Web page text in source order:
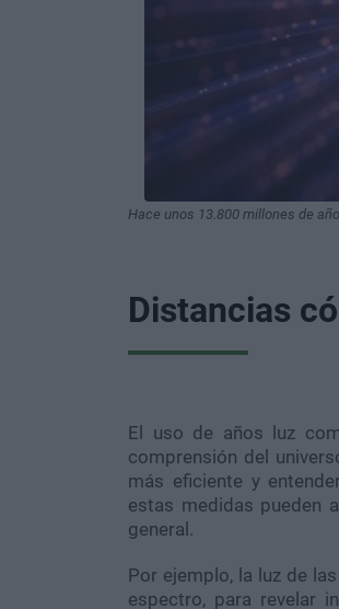
Hace unos 13.800 millones de
Distancias
El uso de años luz
comprensión del
más eficiente y
estas medidas pueden
general.
Por ejemplo, la luz de
espectro, para revelar